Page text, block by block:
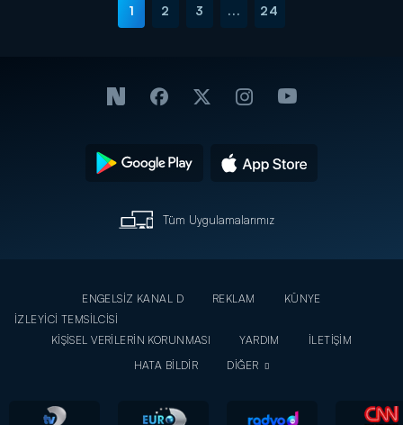
1 2 3 ... 24
Tüm Uygulamalarımız
ENGELSİZ KANAL D REKLAM
KÜNYE
İZLEYİCİ TEMSİLCİSİ
KİŞİSEL VERİLERİN KORUNMASI
YARDIM
İLETİŞİM
HATA BİLDİR
DİĞER